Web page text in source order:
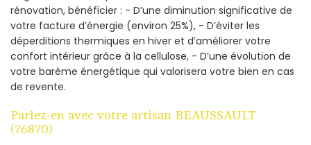
rénovation, bénéficier : - D’une diminution significative de
votre facture d’énergie (environ 25%), - D’éviter les
déperditions thermiques en hiver et d’améliorer votre
confort intérieur grâce à la cellulose, - D’une évolution de
votre barème énergétique qui valorisera votre bien en cas
de revente.
Parlez-en avec votre artisan BEAUSSAULT
(76870)